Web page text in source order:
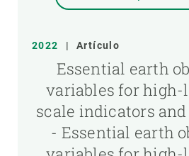
2022 | Artículo
Essential earth
variables for
scale indicators
- Essential earth